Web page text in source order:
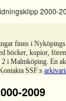
2000-
finns i
böcker, kopior,
2 i Malmköping. En
SSF:s
2009